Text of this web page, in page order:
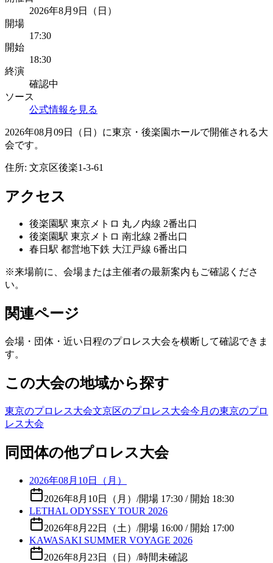
2026年8月9日（日）
開場
17:30
開始
18:30
終演
確認中
ソース
公式情報を見る
2026年08月09日（日）に東京・後楽園ホールで開催される大
会です。
住所: 文京区後楽1-3-61
アクセス
後楽園駅 東京メトロ 丸ノ内線 2番出口
後楽園駅 東京メトロ 南北線 2番出口
春日駅 都営地下鉄 大江戸線 6番出口
※来場前に、会場または主催者の最新案内もご確認くださ
い。
関連ページ
会場・団体・近い日程のプロレス大会を横断して確認できま
す。
この大会の地域から探す
東京のプロレス大会文京区のプロレス大会今月の東京のプロ
レス大会
同団体の他プロレス大会
2026年08月10日（月）
2026年8月10日（月） /開場 17:30 / 開始 18:30
LETHAL ODYSSEY TOUR 2026
2026年8月22日（土） /開場 16:00 / 開始 17:00
KAWASAKI SUMMER VOYAGE 2026
2026年8月23日（日） /時間未確認